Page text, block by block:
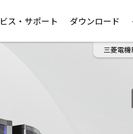
ス・サポート ダウンロード
三菱電機